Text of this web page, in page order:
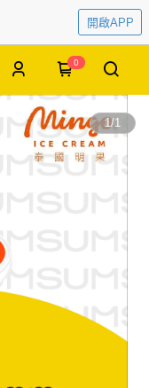
開啟APP
0
1/1